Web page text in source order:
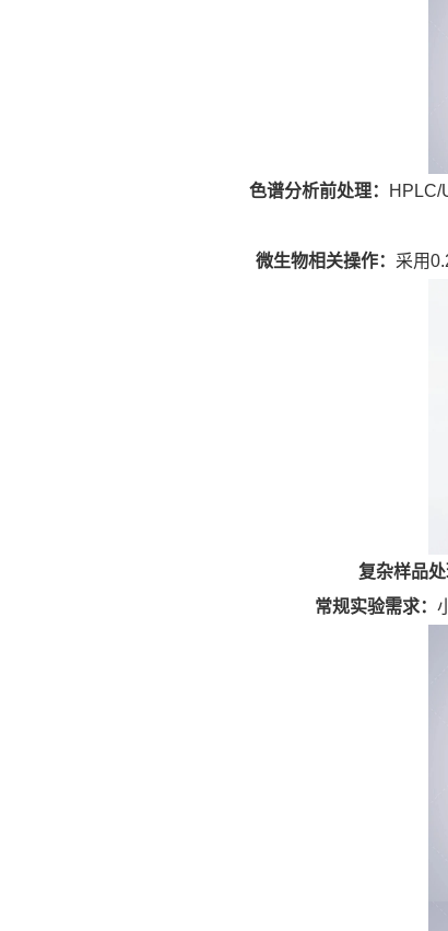
色谱分析前处理：
HPLC/
微生物相关操作： 采用
复杂样品处
常规实验需求：